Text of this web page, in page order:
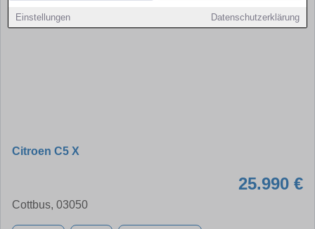
Einstellungen Datenschutzerklärung
Citroen C5 X
25.990 €
Cottbus, 03050